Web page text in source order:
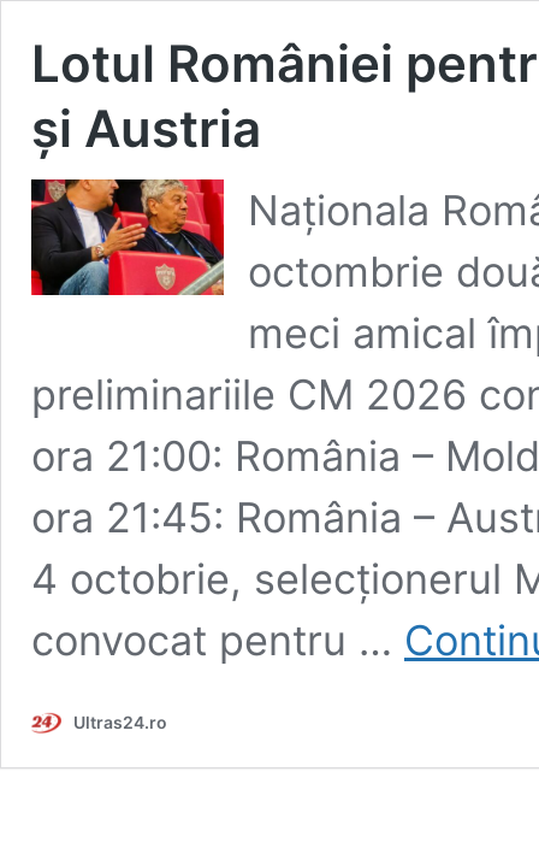
Lotul României
și Austria
Naționala
octombrie
meci amical
preliminariile CM 2026
ora 21:00: România –
ora 21:45: România –
4 octobrie, selecționerul
convocat pentru …
Ultras24.ro